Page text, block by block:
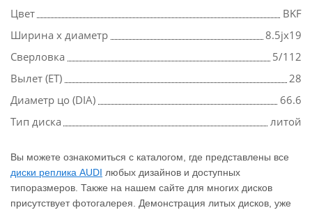
Цвет
BKF
Ширина х диаметр
8.5jx19
Сверловка
5/112
Вылет (ET)
28
Диаметр цо (DIA)
66.6
Тип диска
литой
Вы можете ознакомиться с каталогом, где представлены все
диски реплика AUDI любых дизайнов и доступных
типоразмеров. Также на нашем сайте для многих дисков
присутствует фотогалерея. Демонстрация литых дисков, уже